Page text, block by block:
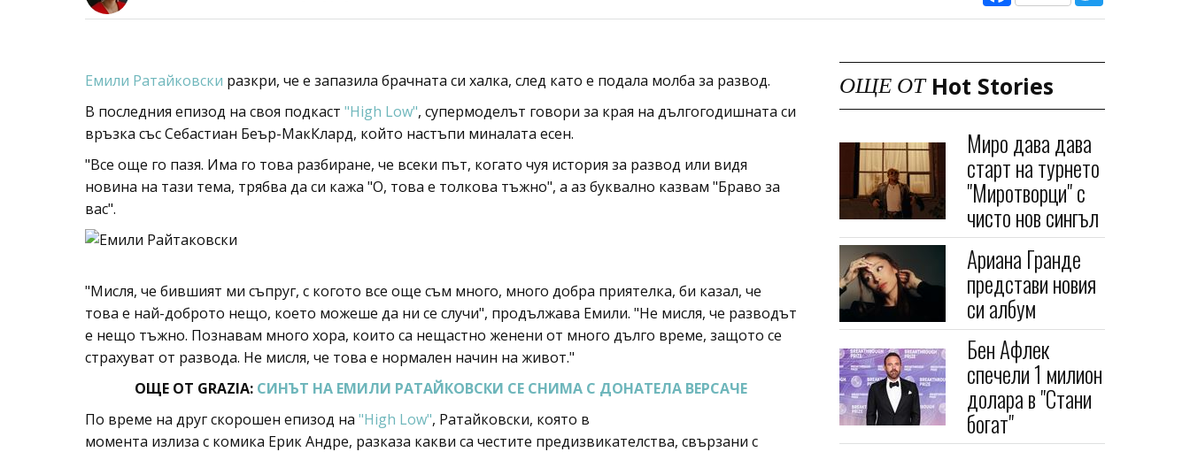
Емили Ратайковски разкри, че е запазила брачната си халка, след като е подала молба за развод.
В последния епизод на своя подкаст "High Low", супермоделът говори за края на дългогодишната си
връзка със Себастиан Беър-МакКлард, който настъпи миналата есен.
"Все още го пазя. Има го това разбиране, че всеки път, когато чуя история за развод или видя
новина на тази тема, трябва да си кажа "О, това е толкова тъжно", а аз буквално казвам "Браво за
вас".
"Мисля, че бившият ми съпруг, с когото все още съм много, много добра приятелка, би казал, че
това е най-доброто нещо, което можеше да ни се случи", продължава Емили. "Не мисля, че разводът
е нещо тъжно. Познавам много хора, които са нещастно женени от много дълго време, защото се
страхуват от развода. Не мисля, че това е нормален начин на живот."
ОЩЕ ОТ GRAZIA: СИНЪТ НА ЕМИЛИ РАТАЙКОВСКИ СЕ СНИМА С ДОНАТЕЛА ВЕРСАЧЕ
По време на друг скорошен епизод на "High Low", Ратайковски, която в
момента излиза с комика Ерик Андре, разказа какви са честите предизвикателства, свързани с
ОЩЕ ОТ Hot Stories
Миро дава дава
старт на турнето
"Миротворци" с
чисто нов сингъл
Ариана Гранде
представи новия
си албум
Бен Афлек
спечели 1 милион
долара в "Стани
богат"